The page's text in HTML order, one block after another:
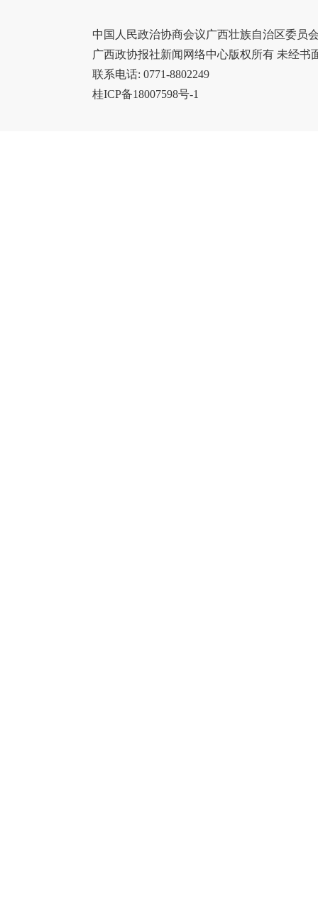
中国人民政治协商会议广西壮族自治区委员
广西政协报社新闻网络中心版权所有 未经书
联系电话: 0771-8802249
桂ICP备18007598号-1